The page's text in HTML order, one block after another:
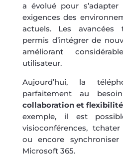
a évolué pour
exigences des
actuels. Les avancées
permis d’intégrer de
améliorant
utilisateur.
Aujourd’hui, la
parfaitement au
collaboration et
exemple, il est
visioconférences,
ou encore
Microsoft 365.